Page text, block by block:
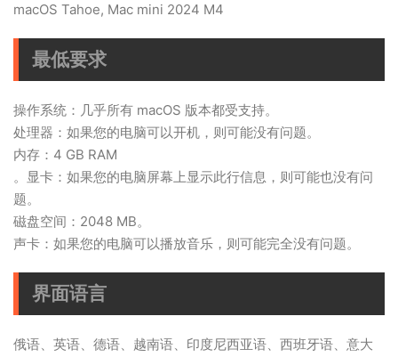
macOS Tahoe, Mac mini 2024 M4
最低要求
操作系统：几乎所有 macOS 版本都受支持。
处理器：如果您的电脑可以开机，则可能没有问题。
内存：4 GB RAM
。显卡：如果您的电脑屏幕上显示此行信息，则可能也没有问
题。
磁盘空间：2048 MB。
声卡：如果您的电脑可以播放音乐，则可能完全没有问题。
界面语言
俄语、英语、德语、越南语、印度尼西亚语、西班牙语、意大